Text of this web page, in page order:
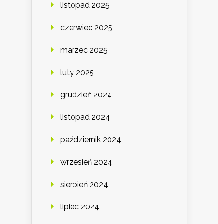
listopad 2025
czerwiec 2025
marzec 2025
luty 2025
grudzień 2024
listopad 2024
październik 2024
wrzesień 2024
sierpień 2024
lipiec 2024